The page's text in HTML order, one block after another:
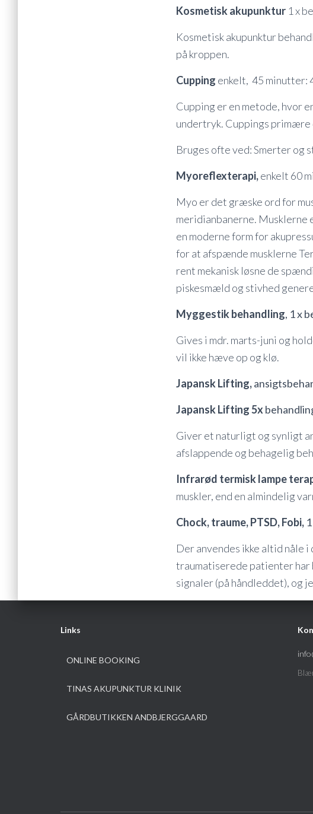
Kosmetisk akupunktur 1 x
Kosmetisk akupunktur
på kroppen.
Cupping enkelt, 45 minutter:
Cupping er en metode, hvor
undertryk. Cuppings
Bruges ofte ved: Smerter og
Myoreflexterapi,enkelt 60
Myo er det græske ord for
meridianbanerne.
en moderne form for
for at afspænde musklerne
rent mekanisk løsne de
piskesmæld og stivhed
Myggestik behandling, 1 x
Gives i mdr. marts-juni og
vil ikke hæve op og klø.
Japansk Lifting,
Japansk Lifting 5x
Giver et naturligt og synligt
afslappende og behagelig
Infrarød termisk lampe
muskler, end en almindelig
Chock, traume, PTSD, Fobi,
Der anvendes ikke altid nåle
traumatiserede patienter har
signaler (på håndleddet), og
Links
ONLINE BOOKING
TINAS AKUPUNKTUR KLINIK
GÅRDBUTIKKEN ANDBJERGGAARD